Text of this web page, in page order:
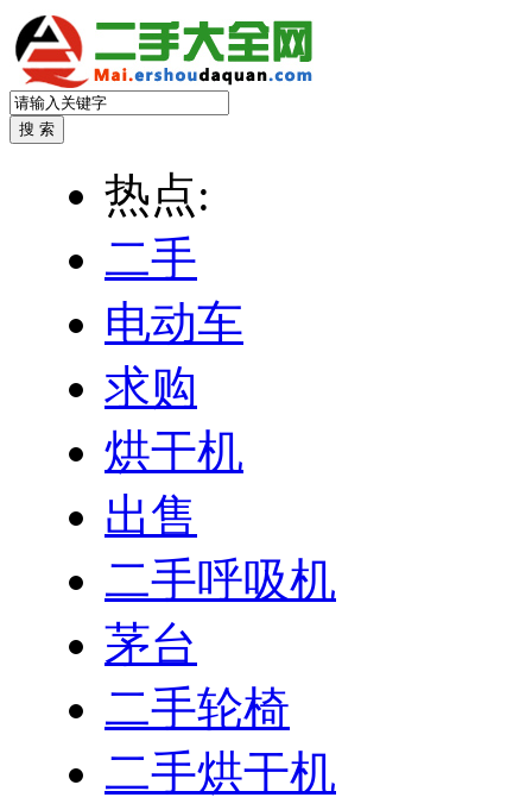
热点:
二手
电动车
求购
烘干机
出售
二手呼吸机
茅台
二手轮椅
二手烘干机